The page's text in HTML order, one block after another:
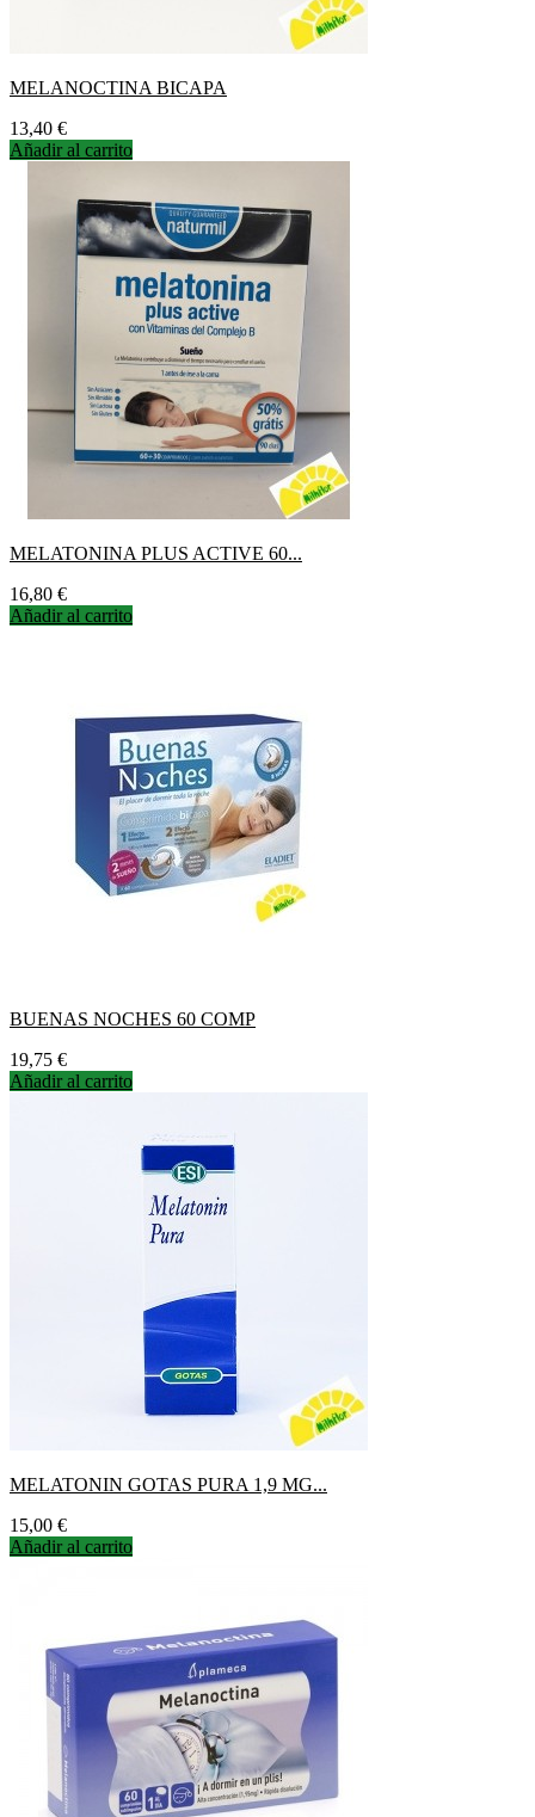
MELANOCTINA BICAPA
Precio
13,40 €
Añadir al carrito
MELATONINA PLUS ACTIVE 60...
Precio
16,80 €
Añadir al carrito
BUENAS NOCHES 60 COMP
Precio
19,75 €
Añadir al carrito
MELATONIN GOTAS PURA 1,9 MG...
Precio
15,00 €
Añadir al carrito